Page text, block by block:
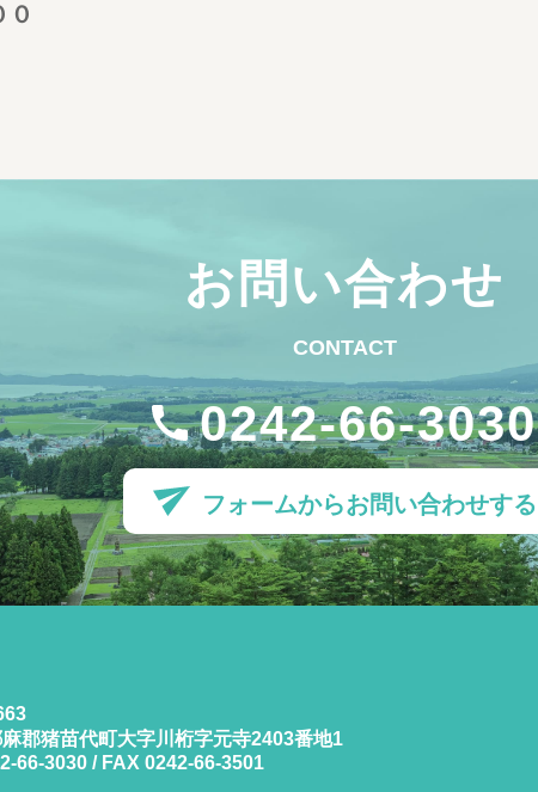
お問い合わせ
CONTACT
0242-66-3030
フォームからお問い合わせする
郡猪苗代町大字川桁字元寺2403番地1
66-3030 / FAX 0242-66-3501